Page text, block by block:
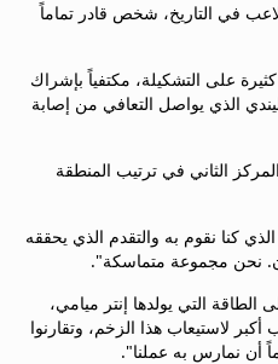
في التاريخ، شخص قادر تماماً
تغييرات كثيرة على التشكيلة، مكتفياً بإشراك
الذي يواصل التعافي من إصابة
الثاني في ترتيب المنطقة
كنا نقوم به والتقدم الذي يحققه
نحن مجموعة متماسكة".
الطاقة التي يولدها إنتر ميامي،
لاستيعاب هذا الزخم، وتقارنوا
أن نمارس به عملنا".